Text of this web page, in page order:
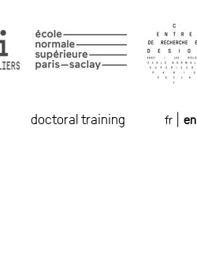
doctoral training fr en